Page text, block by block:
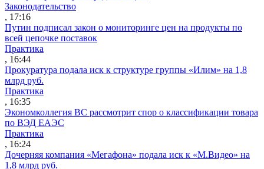
Законодательство
, 17:16
Путин подписал закон о мониторинге цен на продукты по
всей цепочке поставок
Практика
, 16:44
Прокуратура подала иск к структуре группы «Илим» на 1,8
млрд руб.
Практика
, 16:35
Экономколлегия ВС рассмотрит спор о классификации товара
по ВЭД ЕАЭС
Практика
, 16:24
Дочерняя компания «Мегафона» подала иск к «М.Видео» на
1,8 млрд руб.